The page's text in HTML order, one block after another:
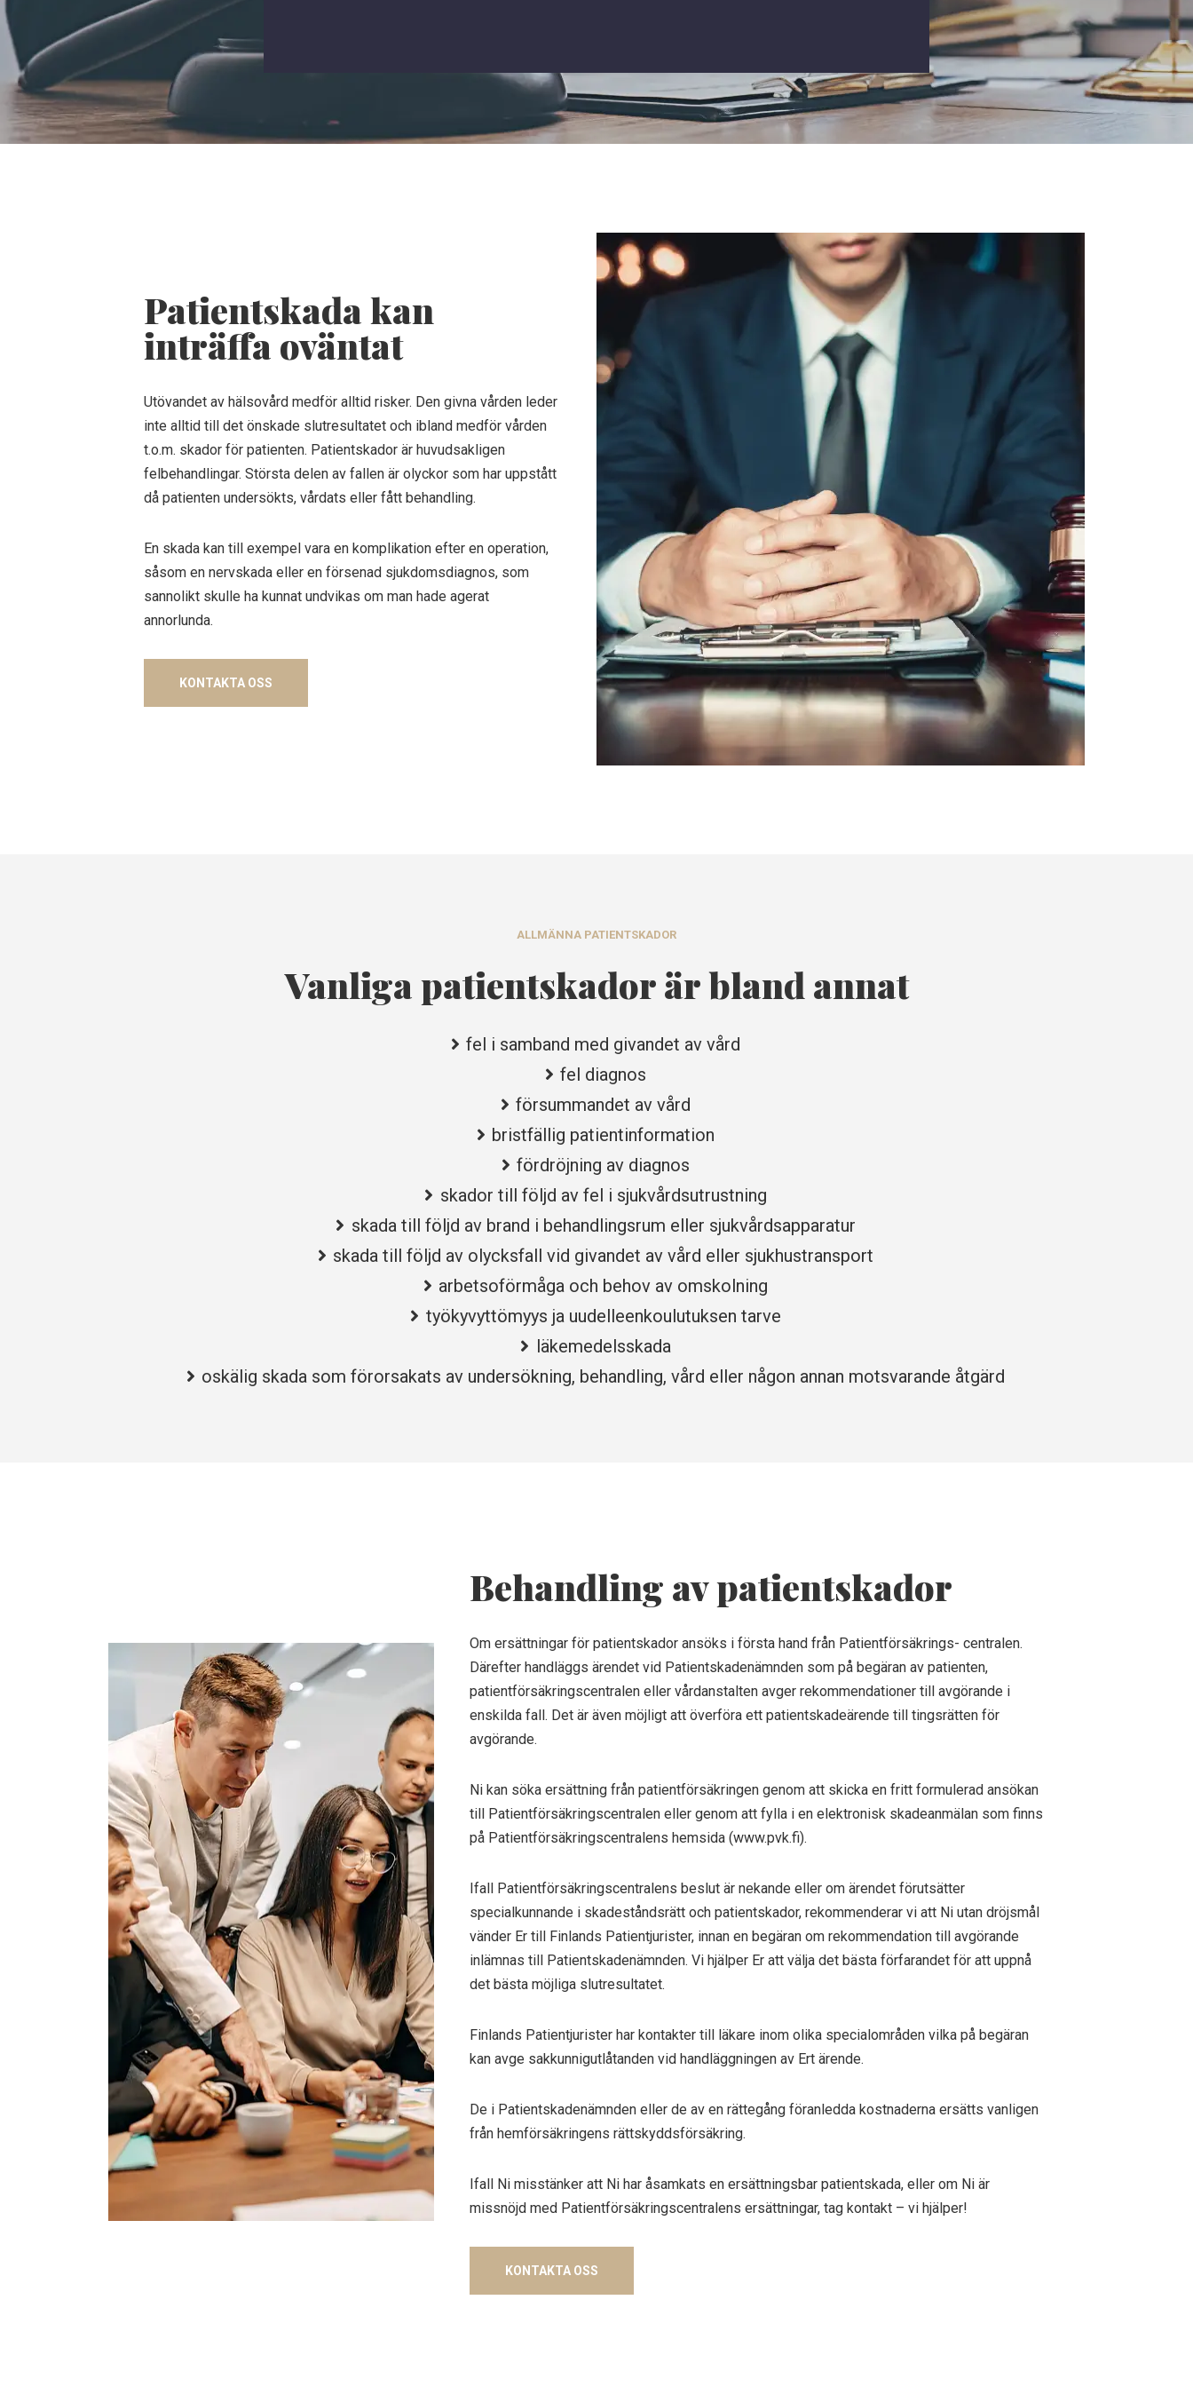
Patientskada kan
inträffa oväntat
Utövandet av hälsovård medför alltid risker. Den givna vården leder
inte alltid till det önskade slutresultatet och ibland medför vården
t.o.m. skador för patienten. Patientskador är huvudsakligen
felbehandlingar. Största delen av fallen är olyckor som har uppstått
då patienten undersökts, vårdats eller fått behandling.
En skada kan till exempel vara en komplikation efter en operation,
såsom en nervskada eller en försenad sjukdomsdiagnos, som
sannolikt skulle ha kunnat undvikas om man hade agerat
annorlunda.
KONTAKTA OSS
ALLMÄNNA PATIENTSKADOR
Vanliga patientskador är bland annat
fel i samband med givandet av vård
fel diagnos
försummandet av vård
bristfällig patientinformation
fördröjning av diagnos
skador till följd av fel i sjukvårdsutrustning
skada till följd av brand i behandlingsrum eller sjukvårdsapparatur
skada till följd av olycksfall vid givandet av vård eller sjukhustransport
arbetsoförmåga och behov av omskolning
työkyvyttömyys ja uudelleenkoulutuksen tarve
läkemedelsskada
oskälig skada som förorsakats av undersökning, behandling, vård eller någon annan motsvarande åtgärd
Behandling av patientskador
Om ersättningar för patientskador ansöks i första hand från Patientförsäkrings- centralen.
Därefter handläggs ärendet vid Patientskadenämnden som på begäran av patienten,
patientförsäkringscentralen eller vårdanstalten avger rekommendationer till avgörande i
enskilda fall. Det är även möjligt att överföra ett patientskadeärende till tingsrätten för
avgörande.
Ni kan söka ersättning från patientförsäkringen genom att skicka en fritt formulerad ansökan
till Patientförsäkringscentralen eller genom att fylla i en elektronisk skadeanmälan som finns
på Patientförsäkringscentralens hemsida (www.pvk.fi).
Ifall Patientförsäkringscentralens beslut är nekande eller om ärendet förutsätter
specialkunnande i skadeståndsrätt och patientskador, rekommenderar vi att Ni utan dröjsmål
vänder Er till Finlands Patientjurister, innan en begäran om rekommendation till avgörande
inlämnas till Patientskadenämnden. Vi hjälper Er att välja det bästa förfarandet för att uppnå
det bästa möjliga slutresultatet.
Finlands Patientjurister har kontakter till läkare inom olika specialområden vilka på begäran
kan avge sakkunnigutlåtanden vid handläggningen av Ert ärende.
De i Patientskadenämnden eller de av en rättegång föranledda kostnaderna ersätts vanligen
från hemförsäkringens rättskyddsförsäkring.
Ifall Ni misstänker att Ni har åsamkats en ersättningsbar patientskada, eller om Ni är
missnöjd med Patientförsäkringscentralens ersättningar, tag kontakt – vi hjälper!
KONTAKTA OSS